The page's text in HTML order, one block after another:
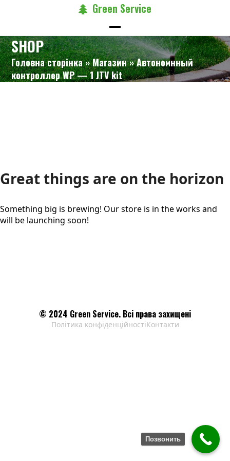
Green Service
Open
mobile
menu
Close
mobile
menu
SHOP
Головна сторінка»Магазин»Автономнный
контроллер WP — 1 JTV kit
Great things are on the horizon
Something big is brewing! Our store is in the works and
will be launching soon!
© 2024 Green Service. Всі права захищені
Політика конфіденційностіКонтакти
Позвонить